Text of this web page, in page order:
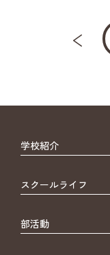
学校紹介
スクールライフ
部活動